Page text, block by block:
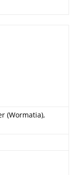
(Wormatia),